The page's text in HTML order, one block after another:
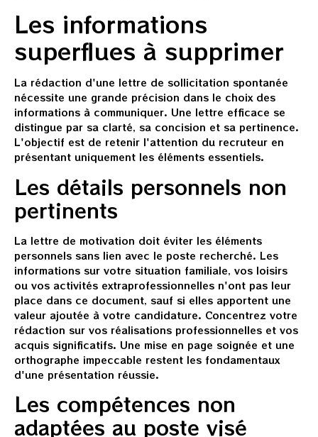
Les informations
superflues à supprimer
La rédaction d'une lettre de sollicitation spontanée
nécessite une grande précision dans le choix des
informations à communiquer. Une lettre efficace se
distingue par sa clarté, sa concision et sa pertinence.
L'objectif est de retenir l'attention du recruteur en
présentant uniquement les éléments essentiels.
Les détails personnels non
pertinents
La lettre de motivation doit éviter les éléments
personnels sans lien avec le poste recherché. Les
informations sur votre situation familiale, vos loisirs
ou vos activités extraprofessionnelles n'ont pas leur
place dans ce document, sauf si elles apportent une
valeur ajoutée à votre candidature. Concentrez votre
rédaction sur vos réalisations professionnelles et vos
acquis significatifs. Une mise en page soignée et une
orthographe impeccable restent les fondamentaux
d'une présentation réussie.
Les compétences non
adaptées au poste visé